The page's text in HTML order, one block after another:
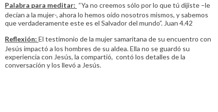
Palabra para meditar: “Ya no creemos sólo por lo que tú dijiste –le
decían a la mujer-, ahora lo hemos oído nosotros mismos, y sabemos
que verdaderamente este es el Salvador del mundo”. Juan 4.42
Reflexión: El testimonio de la mujer samaritana de su encuentro con
Jesús impactó a los hombres de su aldea. Ella no se guardó su
experiencia con Jesús, la compartió, contó los detalles de la
conversación y los llevó a Jesús.